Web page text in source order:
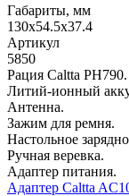
Габариты, мм
130x54.5x37.4
Артикул
5850
Рация Caltta PH790.
Литий-ионный
Антенна.
Зажим для ремня.
Настольное
Ручная веревка.
Адаптер питания.
Адаптер Caltta